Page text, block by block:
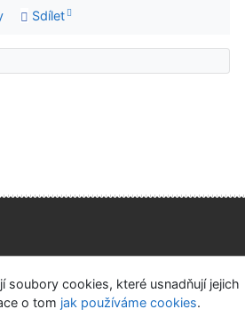
Sdílet
Napište nám Nastavení cookies
soubory cookies, které usnadňují jejich
o tom jak používáme cookies.